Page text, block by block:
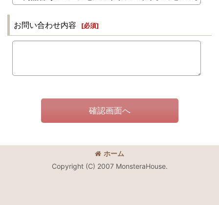
お問い合わせ内容 [必須]
確認画面へ
ホーム
Copyright (C) 2007 MonsteraHouse.